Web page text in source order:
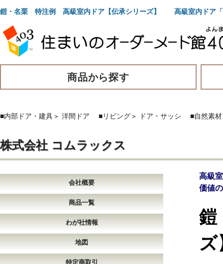
鎧・名栗 特注例 高級室内ドア【伝承シリーズ】 高級室内ドア「
商品から探す
■内部ドア・建具＞ 洋間ドア ■リビング＞ ドア・サッシ ■自然素材
株式会社 コムラックス
会社概要
商品一覧
わが社情報
地図
特定商取引
高級
価値
鎧
ズ